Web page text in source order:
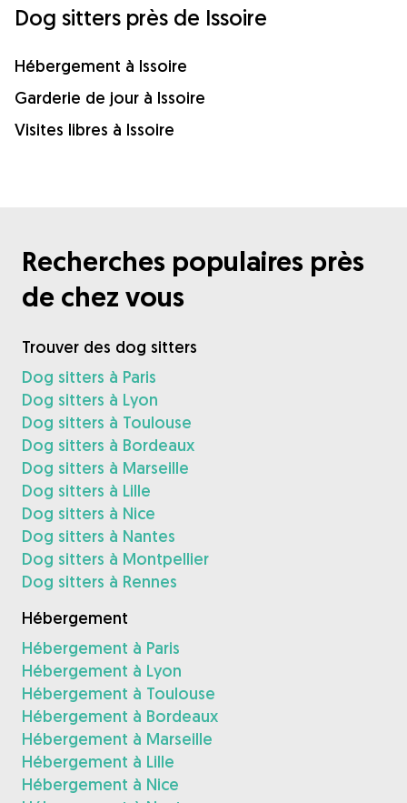
Dog sitters près de Issoire
Hébergement à Issoire
Garderie de jour à Issoire
Visites libres à Issoire
Recherches populaires près
de chez vous
Trouver des dog sitters
Dog sitters à Paris
Dog sitters à Lyon
Dog sitters à Toulouse
Dog sitters à Bordeaux
Dog sitters à Marseille
Dog sitters à Lille
Dog sitters à Nice
Dog sitters à Nantes
Dog sitters à Montpellier
Dog sitters à Rennes
Hébergement
Hébergement à Paris
Hébergement à Lyon
Hébergement à Toulouse
Hébergement à Bordeaux
Hébergement à Marseille
Hébergement à Lille
Hébergement à Nice